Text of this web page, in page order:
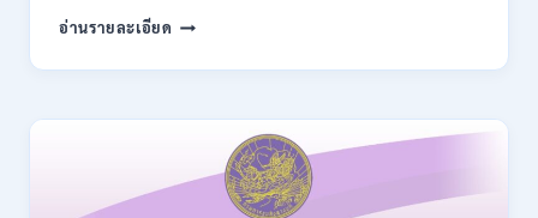
10
21
2569
อ่านรายละเอียด สำนักงาน
ปฏิรูป
เพื่อ
เกษตรกรรม
เปิด